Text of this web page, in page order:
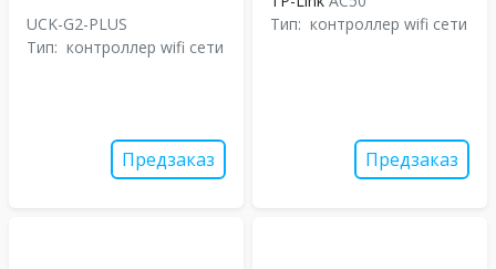
UCK-G2-PLUS
Тип: контроллер wifi сети
Предзаказ
Тип: контроллер wifi сети
Предзаказ